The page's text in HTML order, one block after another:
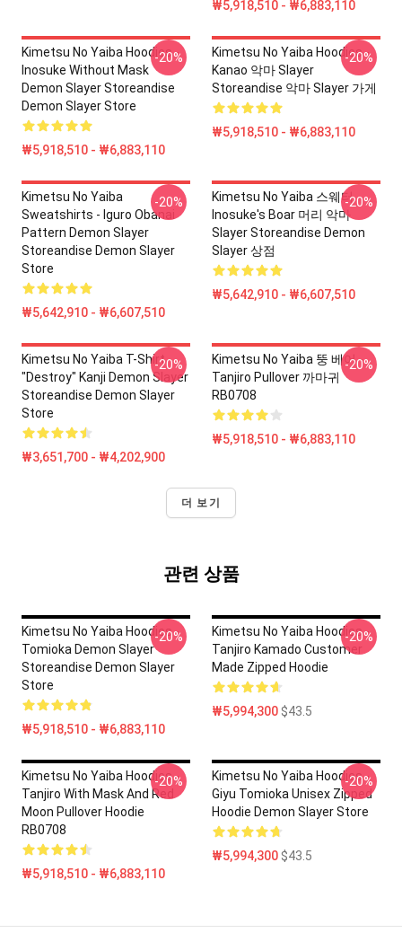
₩5,918,510 - ₩6,883,110
Kimetsu No Yaiba Hoodies -
Inosuke Without Mask
Demon Slayer Storeandise
Demon Slayer Store
₩5,918,510 - ₩6,883,110
-20%
Kimetsu No Yaiba Hoodies -
Kanao 악마 Slayer
Storeandise 악마 Slayer 가게
₩5,918,510 - ₩6,883,110
-20%
Kimetsu No Yaiba
Sweatshirts - Iguro Obanai
Pattern Demon Slayer
Storeandise Demon Slayer
Store
₩5,642,910 - ₩6,607,510
-20%
Kimetsu No Yaiba 스웨터
Inosuke's Boar 머리 악마
Slayer Storeandise Demon
Slayer 상점
₩5,642,910 - ₩6,607,510
-20%
Kimetsu No Yaiba T-Shirt -
"Destroy" Kanji Demon Slayer
Storeandise Demon Slayer
Store
₩3,651,700 - ₩4,202,900
-20%
Kimetsu No Yaiba 뚱 베어 -
Tanjiro Pullover 까마귀
RB0708
₩5,918,510 - ₩6,883,110
-20%
더 보기
관련 상품
Kimetsu No Yaiba Hoodies -
Tomioka Demon Slayer
Storeandise Demon Slayer
Store
₩5,918,510 - ₩6,883,110
-20%
Kimetsu No Yaiba Hoodies -
Tanjiro Kamado Customer
Made Zipped Hoodie
₩5,994,300$43.5
-20%
Kimetsu No Yaiba Hoodies -
Tanjiro With Mask And Red
Moon Pullover Hoodie
RB0708
₩5,918,510 - ₩6,883,110
-20%
Kimetsu No Yaiba Hoodies -
Giyu Tomioka Unisex Zipped
Hoodie Demon Slayer Store
₩5,994,300$43.5
-20%